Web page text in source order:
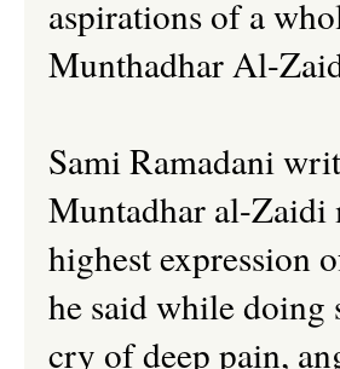
aspirations of a
Munthadhar Al-
Sami Ramadani
Muntadhar al-Zaidi
highest expression
he said while doing
cry of deep pain,